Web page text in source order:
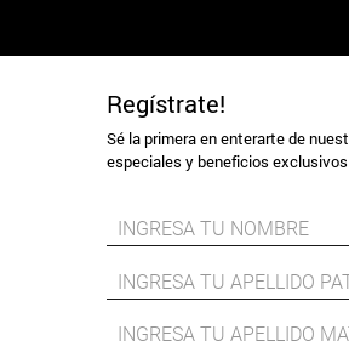
Regístrate!
Sé la primera en enterarte de
especiales y beneficios exclusivos